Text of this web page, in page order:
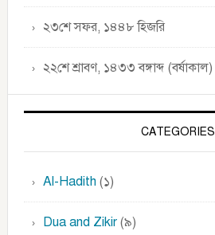
২৩শে সফর, ১৪৪৮ হিজরি
২২শে শ্রাবণ, ১৪৩৩ বঙ্গাব্দ (বর্ষাকাল)
CATEGORIES
Al-Hadith(১)
Dua and Zikir(৯)